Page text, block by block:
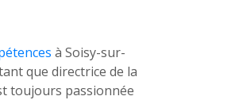
à Soisy-sur-
que directrice de la
toujours passionnée